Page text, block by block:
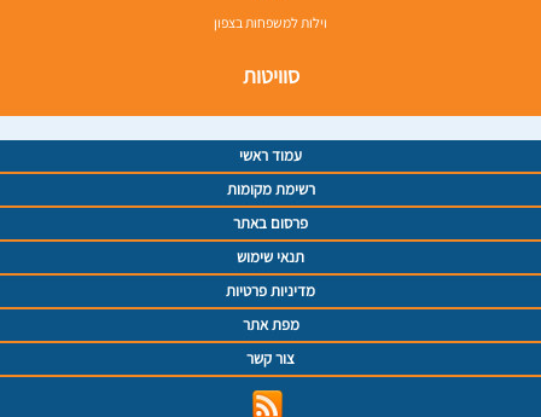
וילות למשפחות בצפון
סוויטות
עמוד ראשי
רשימת מקומות
פרסום באתר
תנאי שימוש
מדיניות פרטיות
מפת אתר
צור קשר